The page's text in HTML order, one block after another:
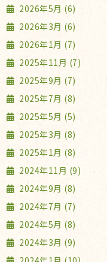
2026年5月 (6)
2026年3月 (6)
2026年1月 (7)
2025年11月 (7)
2025年9月 (7)
2025年7月 (8)
2025年5月 (5)
2025年3月 (8)
2025年1月 (8)
2024年11月 (9)
2024年9月 (8)
2024年7月 (7)
2024年5月 (8)
2024年3月 (9)